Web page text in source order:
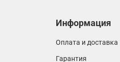
Информация
Оплата и доставка
Гарантия